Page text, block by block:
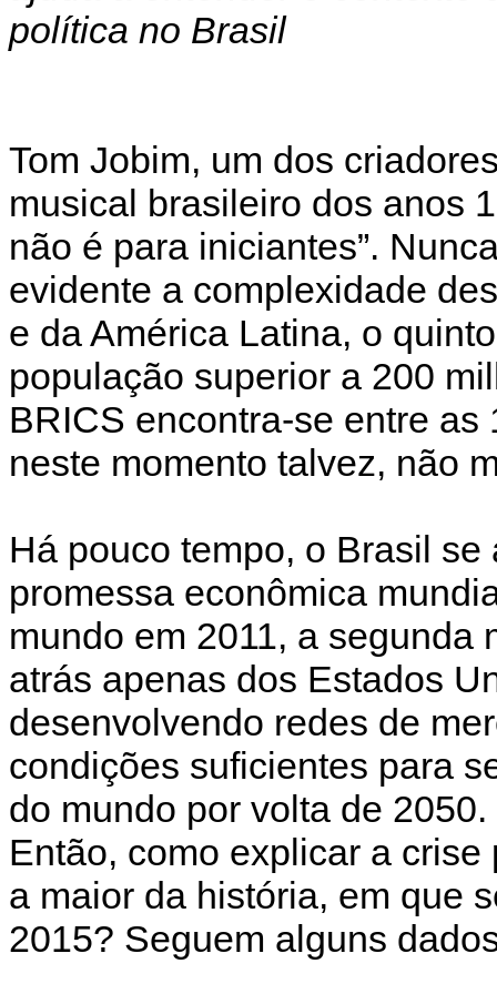
política no Brasil
Tom Jobim, um dos
musical brasileiro dos anos
não é para iniciantes”.
evidente a complexidade
e da América Latina, o
população superior a 200
BRICS encontra-se entre
neste momento talvez, não
Há pouco tempo, o Brasil
promessa econômica
mundo em 2011, a segunda
atrás apenas dos Estados
desenvolvendo redes de
condições suficientes para
do mundo por volta de 2050.
Então, como explicar a
a maior da história, em que
2015? Seguem alguns